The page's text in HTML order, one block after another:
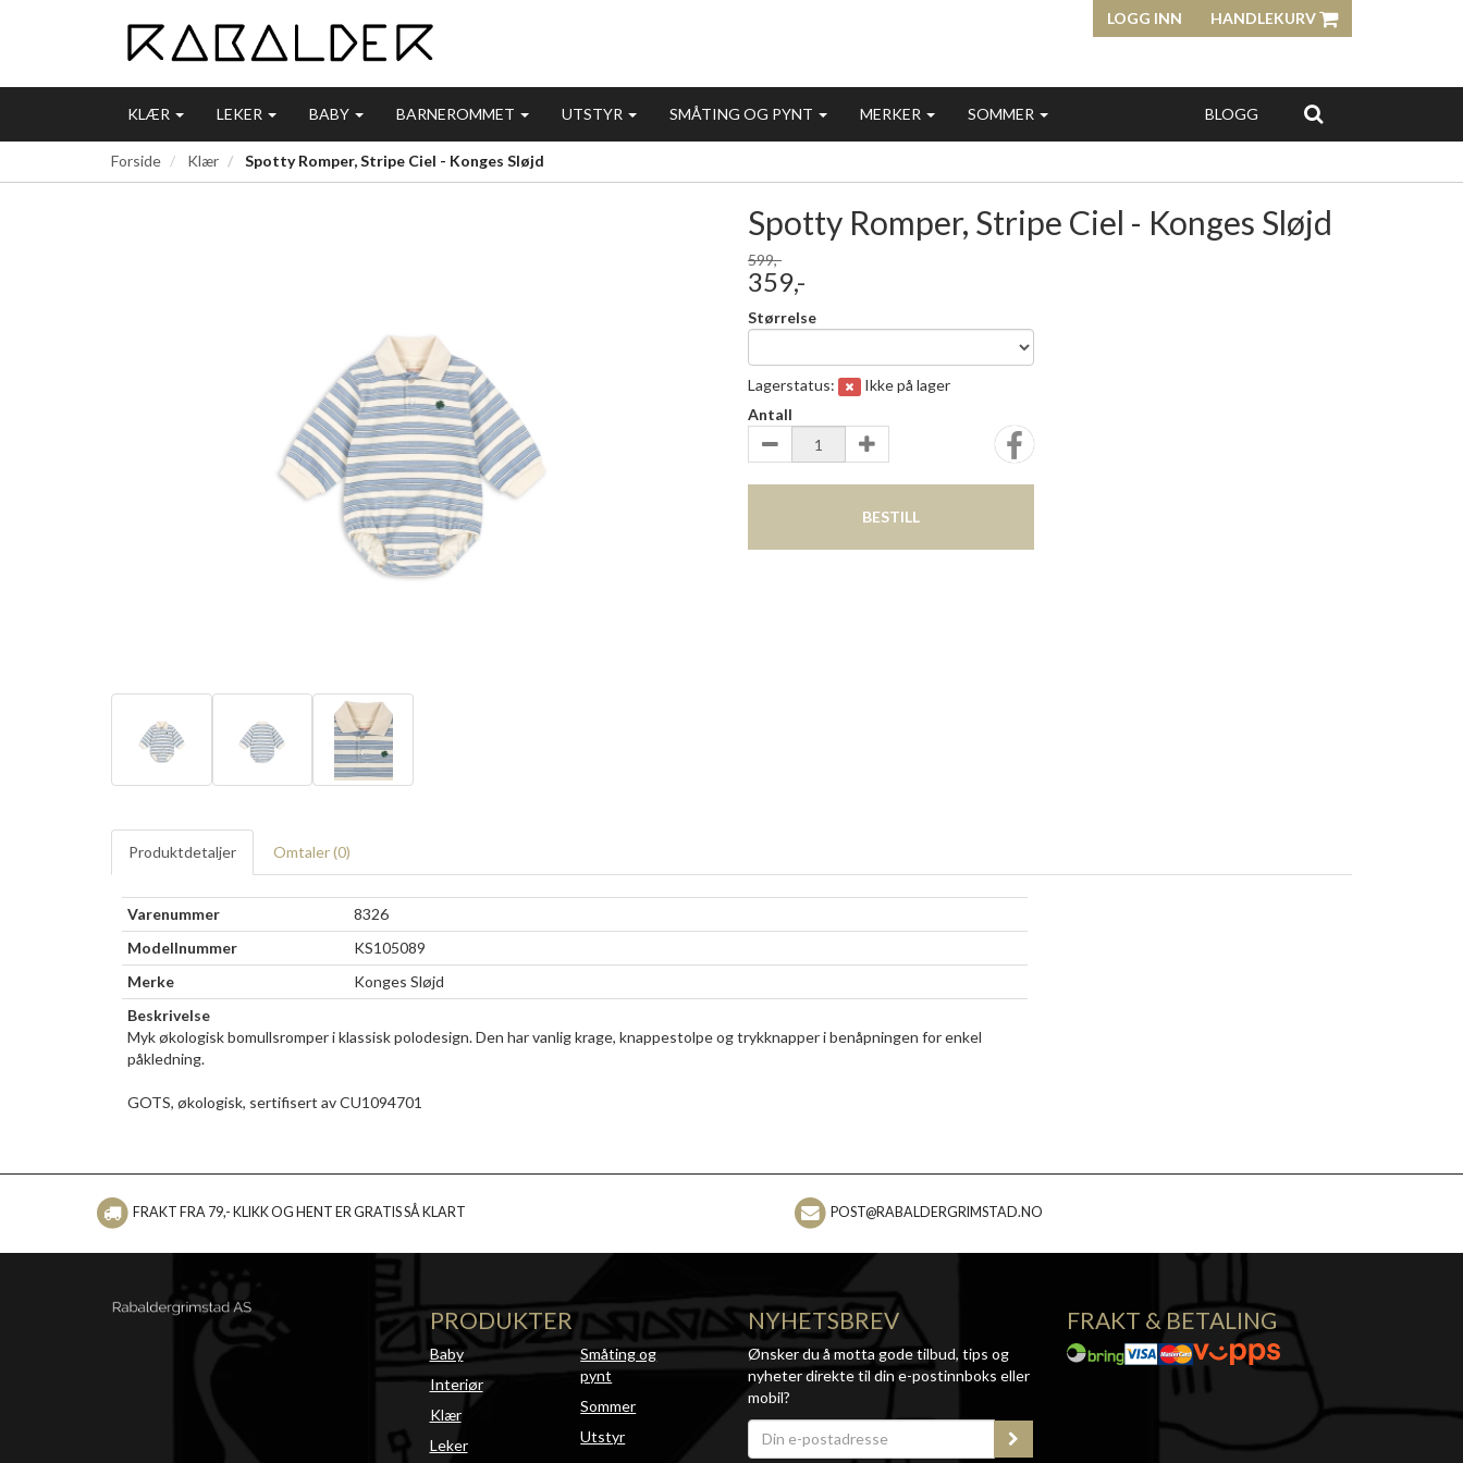
LOGG INN HANDLEKURV
KLÆR LEKER BABY BARNEROMMET UTSTYR SMÅTING OG PYNT MERKER SOMMER BLOGG
Forside Klær Spotty Romper, Stripe Ciel - Konges Sløjd
Spotty Romper, Stripe Ciel - Konges Sløjd
599,-
359,-
Størrelse
Lagerstatus:
Ikke på lager
Antall
BESTILL
Produktdetaljer Omtaler (0)
Varenummer
8326
Modellnummer
KS105089
Merke
Konges Sløjd
Beskrivelse
Myk økologisk bomullsromper i klassisk polodesign. Den har vanlig krage, knappestolpe og trykknapper i benåpningen for enkel
påkledning.
GOTS, økologisk, sertifisert av CU1094701
FRAKT FRA 79,- KLIKK OG HENT ER GRATIS SÅ KLART POST@RABALDERGRIMSTAD.NO
PRODUKTER
Baby
Interiør
Klær
Leker
Småting og
pynt
Sommer
Utstyr
NYHETSBREV
Ønsker du å motta gode tilbud, tips og
nyheter direkte til din e-postinnboks eller
mobil?
FRAKT & BETALING